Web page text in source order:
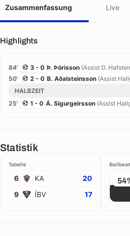
Zusammenfassung Live
Highlights
84' 3 - 0 Þ. Þórisson (Assist D.
50'
2 - 0 B. Aðalsteinsson (Assist
HALBZEIT
25'
1 - 0 Á. Sigurgeirsson (Assist
Statistik
Tabelle
6 KA
20
9
ÍBV 17